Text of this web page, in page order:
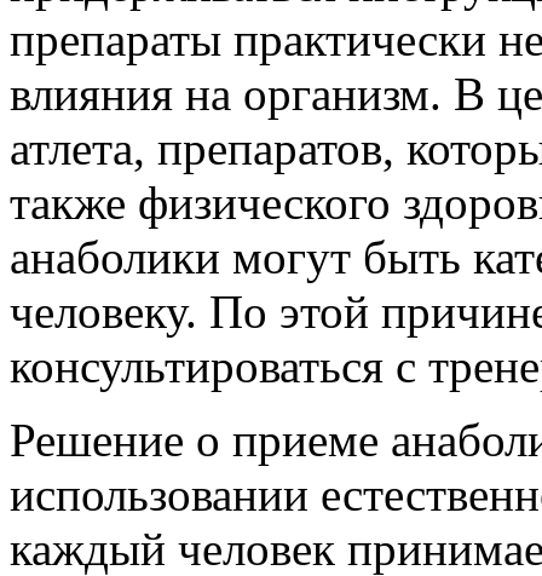
препараты практически
влияния на организм. В
атлета, препаратов,
также физического
анаболики могут быть
человеку. По этой
консультироваться с
Решение о приеме
использовании
каждый человек